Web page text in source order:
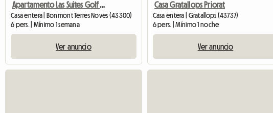
Apartamento Las Suites Golf Bonmont
Casa entera | Bonmont Terres Noves (43300)
6 pers. | Mínimo 1 semana
Ver anuncio
Casa Gratallops Priorat
Casa entera | Gratallops (43737)
6 pers. | Mínimo 1 noche
Ver anuncio